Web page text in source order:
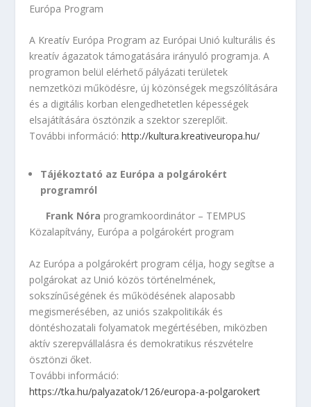
Európa Program
A Kreatív Európa Program az Európai Unió kulturális és
kreatív ágazatok támogatására irányuló programja. A
programon belül elérhető pályázati területek
nemzetközi működésre, új közönségek megszólítására
és a digitális korban elengedhetetlen képességek
elsajátítására ösztönzik a szektor szereplőit.
További információ:http://kultura.kreativeuropa.hu/
Tájékoztató az Európa a polgárokért
programról
Frank Nóra programkoordinátor – TEMPUS
Közalapítvány, Európa a polgárokért program
Az Európa a polgárokért program célja, hogy segítse a
polgárokat az Unió közös történelmének,
sokszínűségének és működésének alaposabb
megismerésében, az uniós szakpolitikák és
döntéshozatali folyamatok megértésében, miközben
aktív szerepvállalásra és demokratikus részvételre
ösztönzi őket.
További információ:
https://tka.hu/palyazatok/126/europa-a-polgarokert